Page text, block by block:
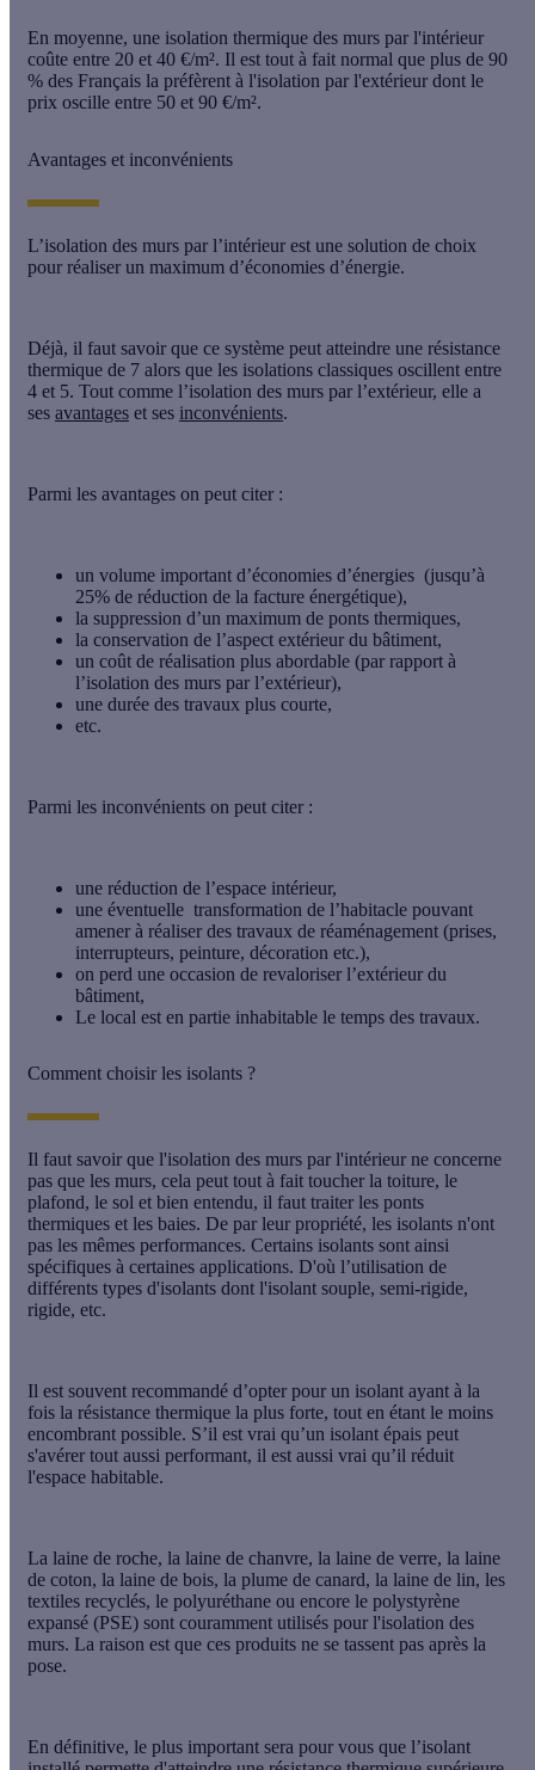
En moyenne, une isolation thermique des murs par l'intérieur
coûte entre 20 et 40 €/m². Il est tout à fait normal que plus de 90
% des Français la préfèrent à l'isolation par l'extérieur dont le
prix oscille entre 50 et 90 €/m².
Avantages et inconvénients
L’isolation des murs par l’intérieur est une solution de choix
pour réaliser un maximum d’économies d’énergie.
Déjà, il faut savoir que ce système peut atteindre une résistance
thermique de 7 alors que les isolations classiques oscillent entre
4 et 5. Tout comme l’isolation des murs par l’extérieur, elle a
ses avantages et ses inconvénients.
Parmi les avantages on peut citer :
un volume important d’économies d’énergies (jusqu’à
25% de réduction de la facture énergétique),
la suppression d’un maximum de ponts thermiques,
la conservation de l’aspect extérieur du bâtiment,
un coût de réalisation plus abordable (par rapport à
l’isolation des murs par l’extérieur),
une durée des travaux plus courte,
etc.
Parmi les inconvénients on peut citer :
une réduction de l’espace intérieur,
une éventuelle transformation de l’habitacle pouvant
amener à réaliser des travaux de réaménagement (prises,
interrupteurs, peinture, décoration etc.),
on perd une occasion de revaloriser l’extérieur du
bâtiment,
Le local est en partie inhabitable le temps des travaux.
Comment choisir les isolants ?
Il faut savoir que l'isolation des murs par l'intérieur ne concerne
pas que les murs, cela peut tout à fait toucher la toiture, le
plafond, le sol et bien entendu, il faut traiter les ponts
thermiques et les baies. De par leur propriété, les isolants n'ont
pas les mêmes performances. Certains isolants sont ainsi
spécifiques à certaines applications. D'où l’utilisation de
différents types d'isolants dont l'isolant souple, semi-rigide,
rigide, etc.
Il est souvent recommandé d’opter pour un isolant ayant à la
fois la résistance thermique la plus forte, tout en étant le moins
encombrant possible. S’il est vrai qu’un isolant épais peut
s'avérer tout aussi performant, il est aussi vrai qu’il réduit
l'espace habitable.
La laine de roche, la laine de chanvre, la laine de verre, la laine
de coton, la laine de bois, la plume de canard, la laine de lin, les
textiles recyclés, le polyuréthane ou encore le polystyrène
expansé (PSE) sont couramment utilisés pour l'isolation des
murs. La raison est que ces produits ne se tassent pas après la
pose.
En définitive, le plus important sera pour vous que l’isolant